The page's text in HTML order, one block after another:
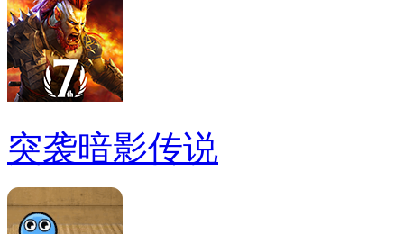
突袭暗影传说